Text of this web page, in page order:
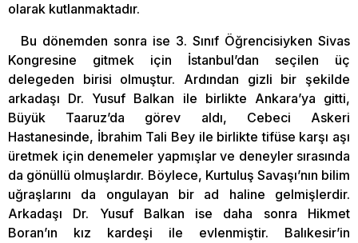
olarak kutlanmaktadır.
Bu dönemden sonra ise 3. Sınıf Öğrencisiyken Sivas
Kongresine gitmek için İstanbul’dan seçilen üç
delegeden birisi olmuştur. Ardından gizli bir şekilde
arkadaşı Dr. Yusuf Balkan ile birlikte Ankara’ya gitti,
Büyük Taaruz’da görev aldı, Cebeci Askeri
Hastanesinde, İbrahim Tali Bey ile birlikte tifüse karşı aşı
üretmek için denemeler yapmışlar ve deneyler sırasında
da gönüllü olmuşlardır. Böylece, Kurtuluş Savaşı’nın bilim
uğraşlarını da ongulayan bir ad haline gelmişlerdir.
Arkadaşı Dr. Yusuf Balkan ise daha sonra Hikmet
Boran’ın kız kardeşi ile evlenmiştir. Balıkesir’in